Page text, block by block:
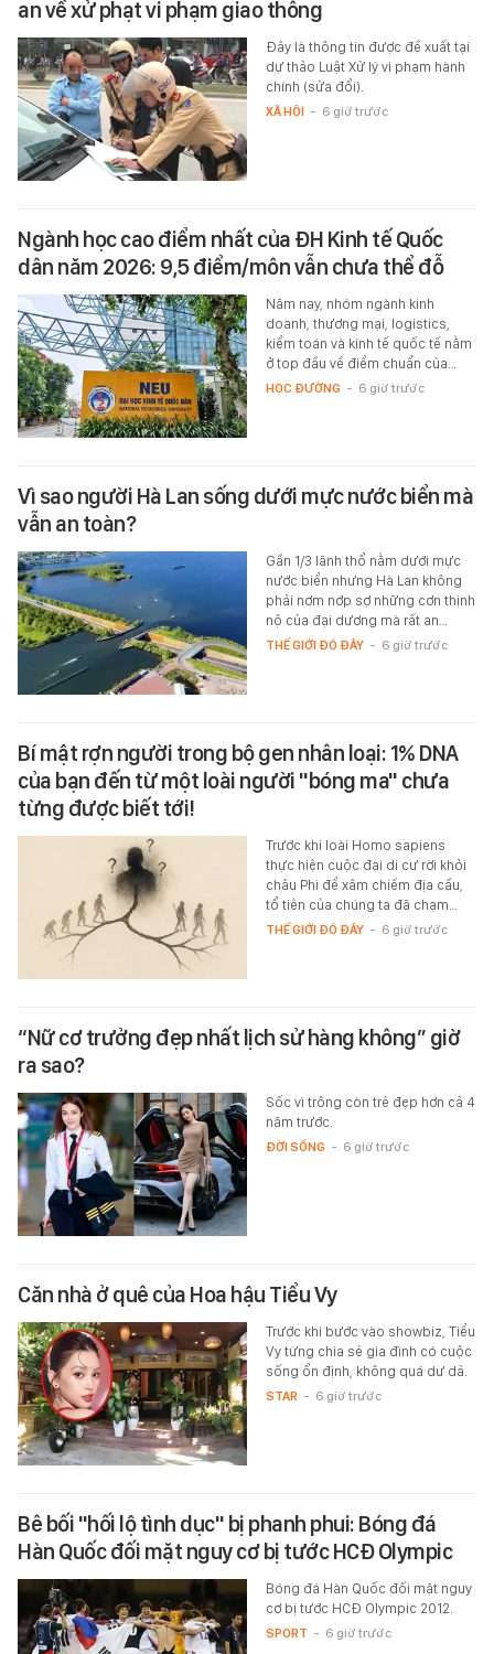
an về xử phạt vi phạm giao thông
Đây là thông tin được đề xuất tại
dự thảo Luật Xử lý vi phạm hành
chính (sửa đổi).
XÃ HỘI - 6 giờ trước
Ngành học cao điểm nhất của ĐH Kinh tế Quốc
dân năm 2026: 9,5 điểm/môn vẫn chưa thể đỗ
Năm nay, nhóm ngành kinh
doanh, thương mại, logistics,
kiểm toán và kinh tế quốc tế nằm
ở top đầu về điểm chuẩn của…
HỌC ĐƯỜNG - 6 giờ trước
Vì sao người Hà Lan sống dưới mực nước biển mà
vẫn an toàn?
Gần 1/3 lãnh thổ nằm dưới mực
nước biển nhưng Hà Lan không
phải nơm nớp sợ những cơn thịnh
nộ của đại dương mà rất an…
THẾ GIỚI ĐÓ ĐÂY - 6 giờ trước
Bí mật rợn người trong bộ gen nhân loại: 1% DNA
của bạn đến từ một loài người "bóng ma" chưa
từng được biết tới!
Trước khi loài Homo sapiens
thực hiện cuộc đại di cư rời khỏi
châu Phi để xâm chiếm địa cầu,
tổ tiên của chúng ta đã chạm…
THẾ GIỚI ĐÓ ĐÂY - 6 giờ trước
“Nữ cơ trưởng đẹp nhất lịch sử hàng không” giờ
ra sao?
Sốc vì trông còn trẻ đẹp hơn cả 4
năm trước.
ĐỜI SỐNG - 6 giờ trước
Căn nhà ở quê của Hoa hậu Tiểu Vy
Trước khi bước vào showbiz, Tiểu
Vy từng chia sẻ gia đình có cuộc
sống ổn định, không quá dư dả.
STAR - 6 giờ trước
Bê bối "hối lộ tình dục" bị phanh phui: Bóng đá
Hàn Quốc đối mặt nguy cơ bị tước HCĐ Olympic
Bóng đá Hàn Quốc đối mặt nguy
cơ bị tước HCĐ Olympic 2012.
SPORT - 6 giờ trước